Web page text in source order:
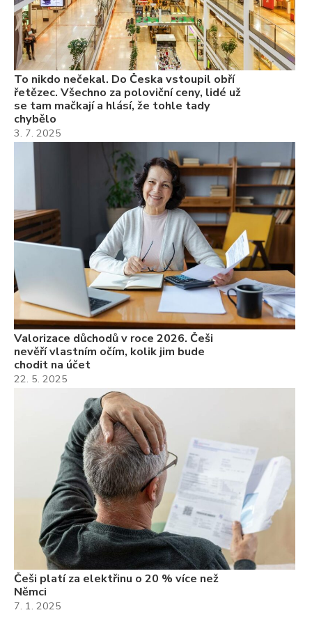
To nikdo nečekal. Do Česka vstoupil obří
řetězec. Všechno za poloviční ceny, lidé už
se tam mačkají a hlásí, že tohle tady
chybělo
3. 7. 2025
Valorizace důchodů v roce 2026. Češi
nevěří vlastním očím, kolik jim bude
chodit na účet
22. 5. 2025
Češi platí za elektřinu o 20 % více než
Němci
7. 1. 2025